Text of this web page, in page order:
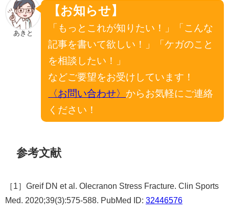
あきと
【お知らせ】
「もっとこれが知りたい！」「こんな
記事を書いて欲しい！」「ケガのこと
を相談したい！」
などご要望をお受けしています！
〈お問い合わせ〉 からお気軽にご連絡
ください！
参考文献
［1］Greif DN et al. Olecranon Stress Fracture. Clin Sports
Med. 2020;39(3):575-588. PubMed ID: 32446576